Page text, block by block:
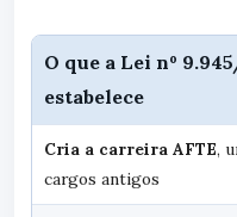
O que a Lei nº
estabelece
Cria a carreira AFTE,
cargos antigos